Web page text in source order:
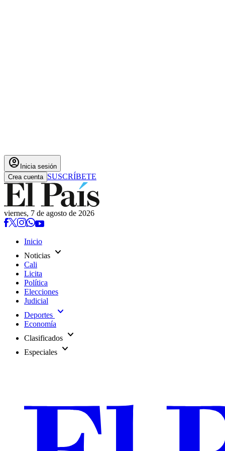
account_circle Inicia sesión
Crea cuenta SUSCRÍBETE
viernes, 7 de agosto de 2026
Inicio
Noticias expand_more
Cali
Licita
Política
Elecciones
Judicial
Deportes expand_more
Economía
Clasificados expand_more
Especiales expand_more